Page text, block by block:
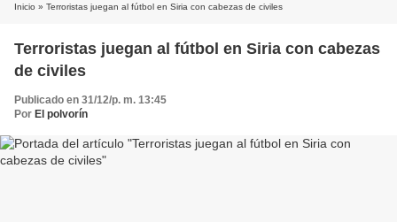
Inicio » Terroristas juegan al fútbol en Siria con cabezas de civiles
Terroristas juegan al fútbol en Siria con cabezas
de civiles
Publicado en 31/12/p. m. 13:45
Por El polvorín